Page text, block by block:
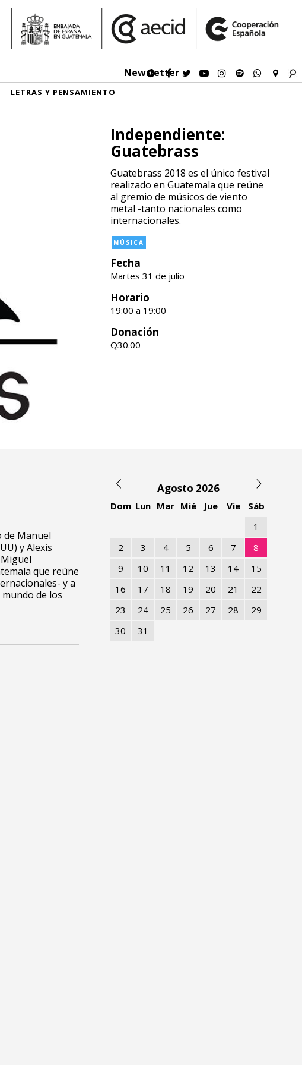
Newsletter
LETRAS Y PENSAMIENTO
Independiente:
Guatebrass
Guatebrass 2018 es el único festival
realizado en Guatemala que reúne
al gremio de músicos de viento
metal -tanto nacionales como
internacionales.
MÚSICA
Fecha
Martes 31 de julio
Horario
19:00 a 19:00
Donación
Q30.00
de Manuel
y Alexis
que reúne
y a
de los
Agosto 2026
Dom Lun Mar Mié Jue Vie
Sáb
1
2
3 4 5 6 7
8
9
10 11 12 13 14
15
16
17 18 19 20 21
22
23
24 25 26 27 28
29
30
31